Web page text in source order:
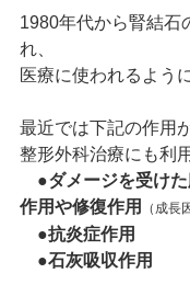
1980年代から腎結石
れ、
医療に使われるよう
最近では下記の作用
整形外科治療にも利
●ダメージを受けた
作用や修復作用
（成長
●抗炎症作用
●石灰吸収作用